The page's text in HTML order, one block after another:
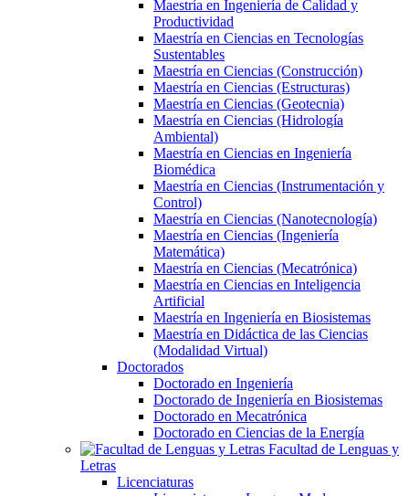
Maestría en Ingeniería de Calidad y
Productividad
Maestría en Ciencias en Tecnologías
Sustentables
Maestría en Ciencias (Construcción)
Maestría en Ciencias (Estructuras)
Maestría en Ciencias (Geotecnia)
Maestría en Ciencias (Hidrología
Ambiental)
Maestría en Ciencias en Ingeniería
Biomédica
Maestría en Ciencias (Instrumentación y
Control)
Maestría en Ciencias (Nanotecnología)
Maestría en Ciencias (Ingeniería
Matemática)
Maestría en Ciencias (Mecatrónica)
Maestría en Ciencias en Inteligencia
Artificial
Maestría en Ingeniería en Biosistemas
Maestría en Didáctica de las Ciencias
(Modalidad Virtual)
Doctorados
Doctorado en Ingeniería
Doctorado de Ingeniería en Biosistemas
Doctorado en Mecatrónica
Doctorado en Ciencias de la Energía
Facultad de Lenguas y
Letras
Licenciaturas